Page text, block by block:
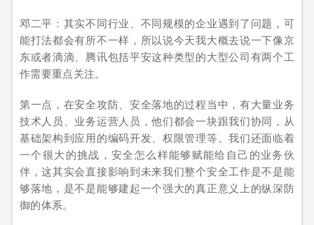
邓二平：其实不同行业、不同规模的企业遇到了问题，可
能打法都会有所不一样，所以说今天我大概去说一下像京
东或者滴滴、腾讯包括平安这种类型的大型公司有两个工
作需要重点关注。
第一点，在安全攻防、安全落地的过程当中，有大量业务
技术人员、业务运营人员，他们都会一块跟我们协同，从
基础架构到应用的编码开发、权限管理等。我们还面临着
一个很大的挑战，安全怎么样能够赋能给自己的业务伙
伴，这其实会直接影响到未来我们整个安全工作是不是能
够落地，是不是能够建起一个强大的真正意义上的纵深防
御的体系。